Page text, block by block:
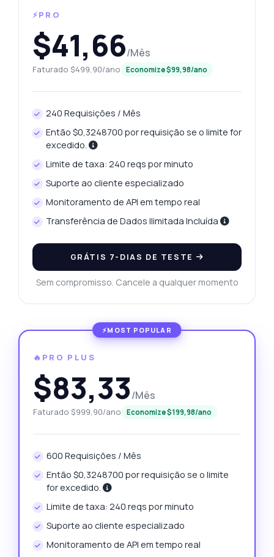
⚡PRO
$41,66/Mês
Faturado $499,90/ano Economize $99,98/ano
240 Requisições / Mês
Então $0,3248700 por requisição se o limite for
excedido.
Limite de taxa: 240 reqs por minuto
Suporte ao cliente especializado
Monitoramento de API em tempo real
Transferência de Dados Ilimitada Incluída
GRÁTIS 7-DIAS DE TESTE
Sem compromisso. Cancele a qualquer momento
🔥PRO PLUS
$83,33/Mês
Faturado $999,90/ano Economize $199,98/ano
600 Requisições / Mês
Então $0,3248700 por requisição se o limite
for excedido.
Limite de taxa: 240 reqs por minuto
Suporte ao cliente especializado
Monitoramento de API em tempo real